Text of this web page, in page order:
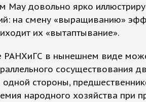
Мау довольно ярко
на смену «выращиванию»
их «вытаптывание».
РАНХиГС в нынешнем виде
сосуществования
одной стороны,
народного хозяйства при